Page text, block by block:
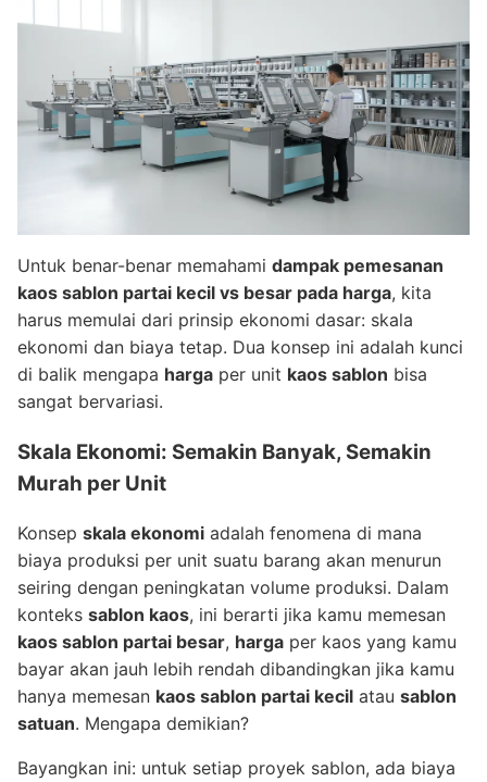
Untuk benar-benar memahami dampak pemesanan
kaos sablon partai kecil vs besar pada harga, kita
harus memulai dari prinsip ekonomi dasar: skala
ekonomi dan biaya tetap. Dua konsep ini adalah kunci
di balik mengapa harga per unit kaos sablon bisa
sangat bervariasi.
Skala Ekonomi: Semakin Banyak, Semakin
Murah per Unit
Konsep skala ekonomi adalah fenomena di mana
biaya produksi per unit suatu barang akan menurun
seiring dengan peningkatan volume produksi. Dalam
konteks sablon kaos, ini berarti jika kamu memesan
kaos sablon partai besar, harga per kaos yang kamu
bayar akan jauh lebih rendah dibandingkan jika kamu
hanya memesan kaos sablon partai kecil atau sablon
satuan. Mengapa demikian?
Bayangkan ini: untuk setiap proyek sablon, ada biaya